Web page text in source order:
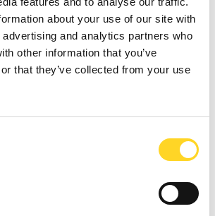
about your use of our site with
and analytics partners who
other information that you’ve
that they’ve collected from your use
NEWSLETTER
sulleultime news, eventi
mozzafiato che ti attendono.
newsletter!